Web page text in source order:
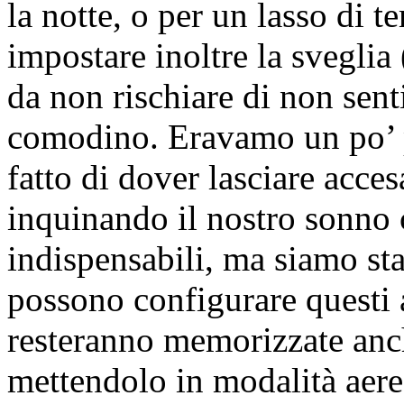
la notte, o per un lasso di
impostare inoltre la
da non rischiare di non
comodino. Eravamo un
fatto di dover lasciare
inquinando il nostro sonno
indispensabili, ma siamo
possono configurare
resteranno memorizzate
mettendolo in modalità